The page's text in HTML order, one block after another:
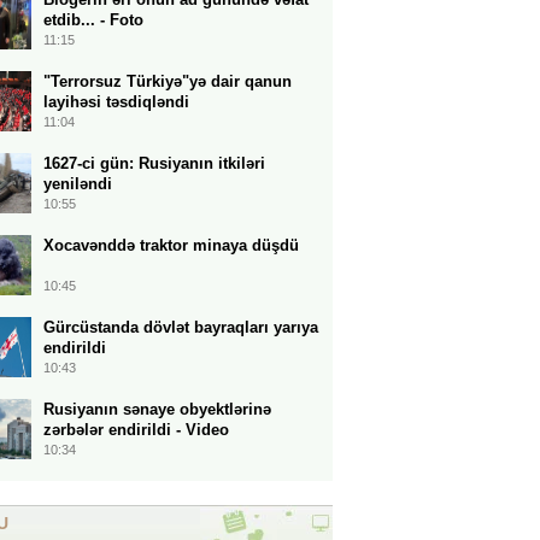
etdib... - Foto
11:15
"Terrorsuz Türkiyə"yə dair qanun
layihəsi təsdiqləndi
11:04
1627-ci gün: Rusiyanın itkiləri
yeniləndi
10:55
Xocavənddə traktor minaya düşdü
10:45
Gürcüstanda dövlət bayraqları yarıya
endirildi
10:43
Rusiyanın sənaye obyektlərinə
zərbələr endirildi - Video
10:34